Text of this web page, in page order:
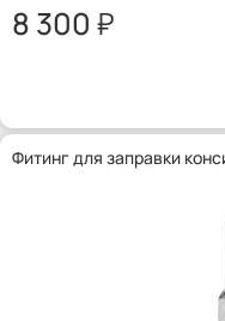
8 300
Фитинг для заправки